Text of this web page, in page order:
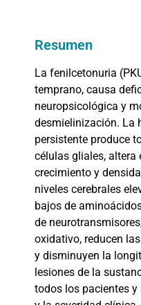
Resumen
La fenilcetonuria
temprano, causa
neuropsicológica y
desmielinización. La
persistente produce
células gliales, altera
crecimiento y
niveles cerebrales
bajos de
de
oxidativo, reducen
y disminuyen la
lesiones de la
todos los pacientes